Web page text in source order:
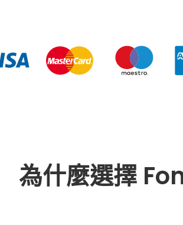
為什麼選擇